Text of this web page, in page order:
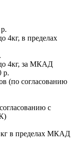
4кг, в пределах
до 4кг, за МКАД
р.
(по согласованию
с
кг в пределах МКАД